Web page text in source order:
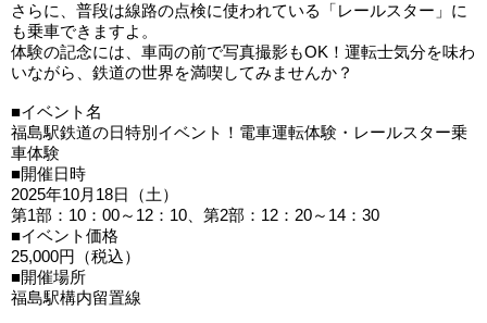
さらに、普段は線路の点検に使われている「レールスター」に
も乗車できますよ。
体験の記念には、車両の前で写真撮影もOK！運転士気分を味わ
いながら、鉄道の世界を満喫してみませんか？
■イベント名
福島駅鉄道の日特別イベント！電車運転体験・レールスター乗
車体験
■開催日時
2025年10月18日（土）
第1部：10：00～12：10、第2部：12：20～14：30
■イベント価格
25,000円（税込）
■開催場所
福島駅構内留置線